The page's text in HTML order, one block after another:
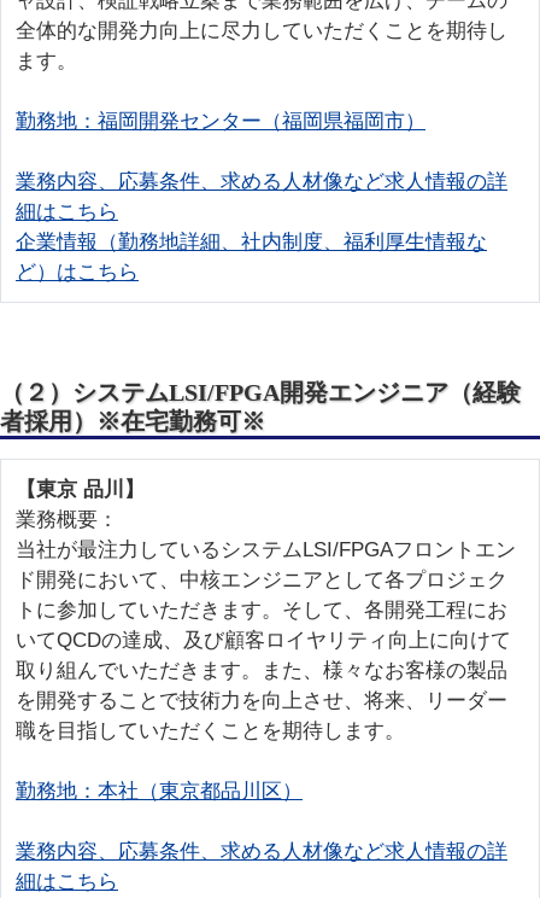
全体的な開発力向上に尽力していただくことを期待し
ます。
勤務地：福岡開発センター（福岡県福岡市）
業務内容、応募条件、求める人材像など求人情報の詳
細はこちら
企業情報（勤務地詳細、社内制度、福利厚生情報な
ど）はこちら
（２） システムLSI/FPGA開発エンジニア（経験
者採用） ※在宅勤務可※
【東京 品川】
業務概要：
当社が最注力しているシステムLSI/FPGAフロントエン
ド開発において、中核エンジニアとして各プロジェク
トに参加していただきます。そして、各開発工程にお
いてQCDの達成、及び顧客ロイヤリティ向上に向けて
取り組んでいただきます。また、様々なお客様の製品
を開発することで技術力を向上させ、将来、リーダー
職を目指していただくことを期待します。
勤務地：本社（東京都品川区）
業務内容、応募条件、求める人材像など求人情報の詳
細はこちら